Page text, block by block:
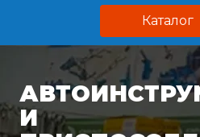
Каталог
И